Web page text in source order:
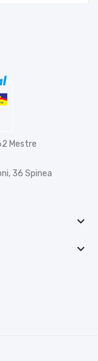
Mestre
36 Spinea
keyboard_arrow_down
keyboard_arrow_down